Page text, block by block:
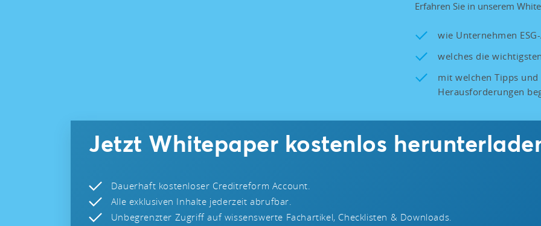
Erfahren Sie in unserem
wie Unternehmen
welches die
mit welchen Tipps und
Herausforderungen
Jetzt Whitepaper kostenlos
Dauerhaft kostenloser Creditreform Account.
Alle exklusiven Inhalte jederzeit abrufbar.
Unbegrenzter Zugriff auf wissenswerte Fachartikel, Checklisten & Downloads.